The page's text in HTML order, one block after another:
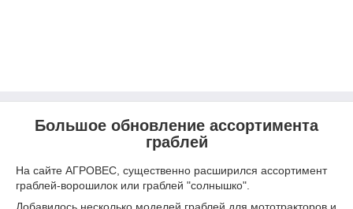
Большое обновление ассортимента
граблей
На сайте АГРОВЕС, существенно расширился ассортимент
граблей-ворошилок или граблей "солнышко".
Добавилось несколько моделей граблей для мототракторов и